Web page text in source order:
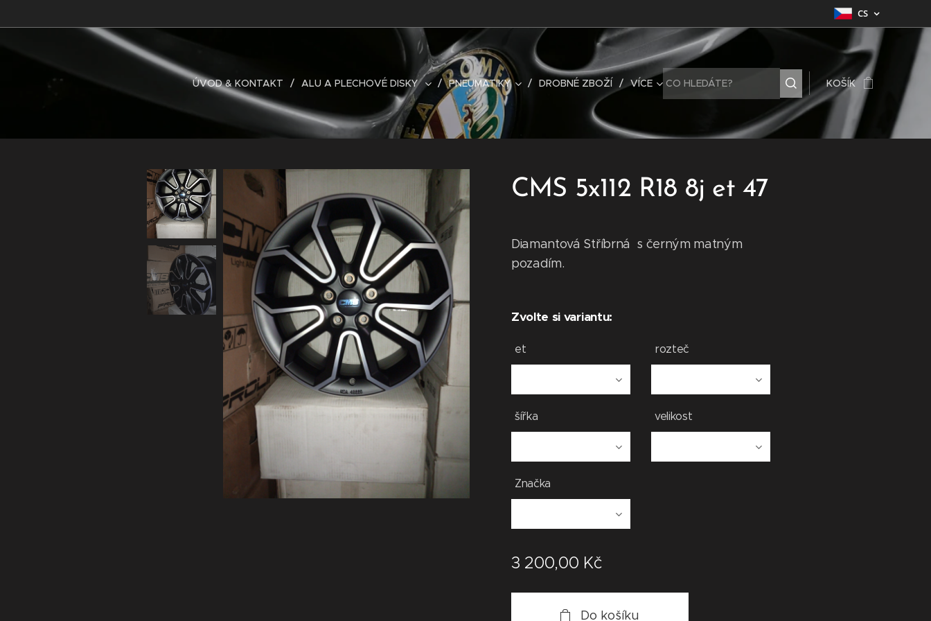
CS
ÚVOD & KONTAKT ALU A PLECHOVÉ DISKY PNEUMATIKY DROBNÉ ZBOŽÍ VÍCE KOŠÍK
CMS 5x112 R18 8j et 47
Diamantová Stříbrná s černým matným
pozadím.
Zvolte si variantu:
et rozteč
šířka velikost
Značka
3 200,00 Kč
Do košíku